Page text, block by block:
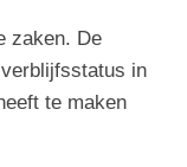
zaken. De
in
te maken